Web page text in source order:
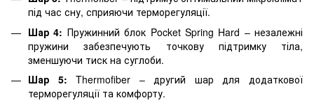
під час сну, сприяючи терморегуляції.
Шар 4: Пружинний блок Pocket Spring Hard – незалежні
пружини забезпечують точкову підтримку тіла,
зменшуючи тиск на суглоби.
Шар 5: Thermofiber – другий шар для додаткової
терморегуляції та комфорту.